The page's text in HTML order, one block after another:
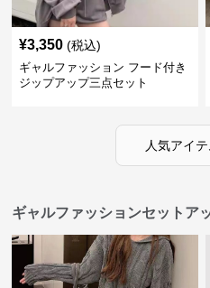
¥3,350 (税込)
ギャルファッション フード付き
ジップアップ三点セット
人気アイ
ギャルファッションセットア